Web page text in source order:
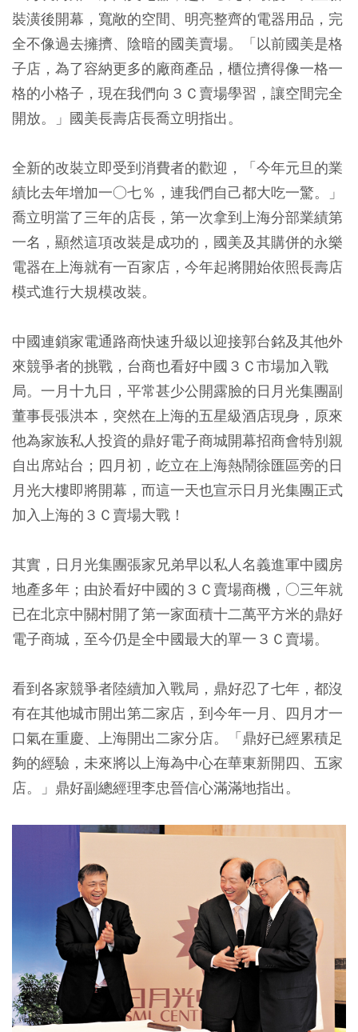
裝潢後開幕，寬敞的空間、明亮整齊的電器用品，完
全不像過去擁擠、陰暗的國美賣場。「以前國美是格
子店，為了容納更多的廠商產品，櫃位擠得像一格一
格的小格子，現在我們向３Ｃ賣場學習，讓空間完全
開放。」國美長壽店長喬立明指出。
全新的改裝立即受到消費者的歡迎，「今年元旦的業
績比去年增加一○七％，連我們自己都大吃一驚。」
喬立明當了三年的店長，第一次拿到上海分部業績第
一名，顯然這項改裝是成功的，國美及其購併的永樂
電器在上海就有一百家店，今年起將開始依照長壽店
模式進行大規模改裝。
中國連鎖家電通路商快速升級以迎接郭台銘及其他外
來競爭者的挑戰，台商也看好中國３Ｃ市場加入戰
局。一月十九日，平常甚少公開露臉的日月光集團副
董事長張洪本，突然在上海的五星級酒店現身，原來
他為家族私人投資的鼎好電子商城開幕招商會特別親
自出席站台；四月初，屹立在上海熱鬧徐匯區旁的日
月光大樓即將開幕，而這一天也宣示日月光集團正式
加入上海的３Ｃ賣場大戰！
其實，日月光集團張家兄弟早以私人名義進軍中國房
地產多年；由於看好中國的３Ｃ賣場商機，○三年就
已在北京中關村開了第一家面積十二萬平方米的鼎好
電子商城，至今仍是全中國最大的單一３Ｃ賣場。
看到各家競爭者陸續加入戰局，鼎好忍了七年，都沒
有在其他城市開出第二家店，到今年一月、四月才一
口氣在重慶、上海開出二家分店。「鼎好已經累積足
夠的經驗，未來將以上海為中心在華東新開四、五家
店。」鼎好副總經理李忠晉信心滿滿地指出。